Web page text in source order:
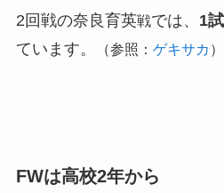
2回戦の奈良育英戦では、 1
ています。
（参照： ゲキサカ ）
FWは高校2年から